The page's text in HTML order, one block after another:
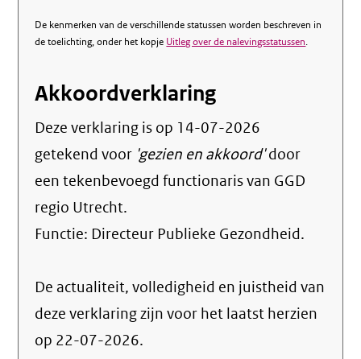
De kenmerken van de verschillende statussen worden beschreven in
de toelichting, onder het kopje Uitleg over de nalevingsstatussen.
Akkoordverklaring
Deze verklaring is op 14-07-2026
getekend voor 'gezien en akkoord'door
een tekenbevoegd functionaris van GGD
regio Utrecht.
Functie: Directeur Publieke Gezondheid.
De actualiteit, volledigheid en juistheid van
deze verklaring zijn voor het laatst herzien
op 22-07-2026.